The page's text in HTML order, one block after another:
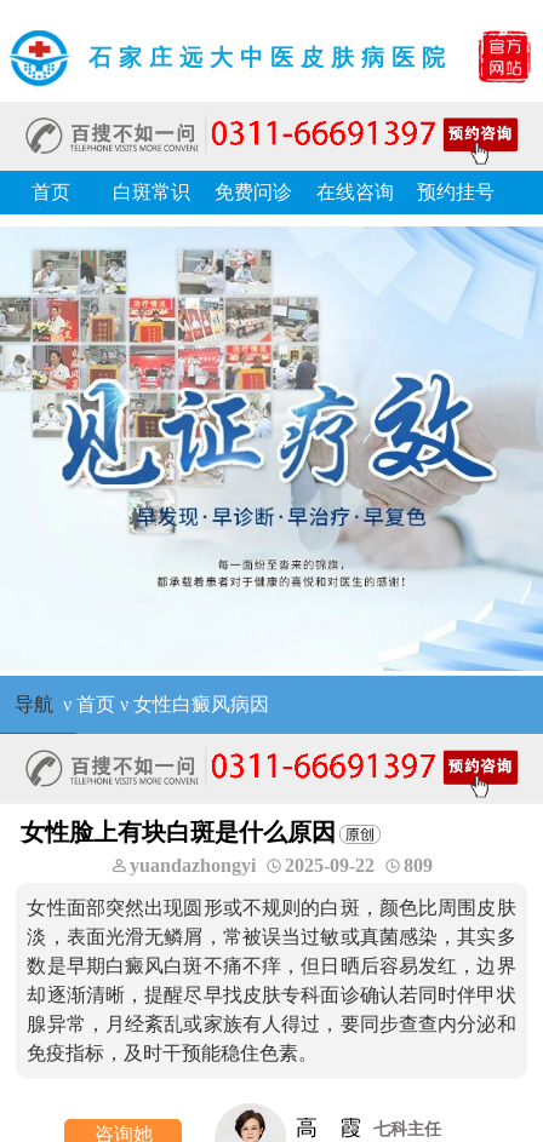
石家庄远大中医皮肤病医院
首页 白斑常识 免费问诊 在线咨询 预约挂号
导航 ν 首页ν 女性白癜风病因
女性脸上有块白斑是什么原因
yuandazhongyi 2025-09-22 809
女性面部突然出现圆形或不规则的白斑，颜色比周围皮肤
淡，表面光滑无鳞屑，常被误当过敏或真菌感染，其实多
数是早期白癜风白斑不痛不痒，但日晒后容易发红，边界
却逐渐清晰，提醒尽早找皮肤专科面诊确认若同时伴甲状
腺异常，月经紊乱或家族有人得过，要同步查查内分泌和
免疫指标，及时干预能稳住色素。
高 霞
七科主任